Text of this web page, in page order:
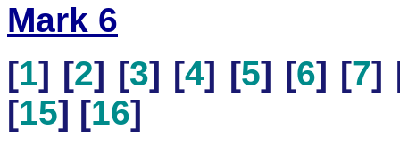
Mark 6
[1] [2] [3] [4] [5] [6] [7]
[15] [16]